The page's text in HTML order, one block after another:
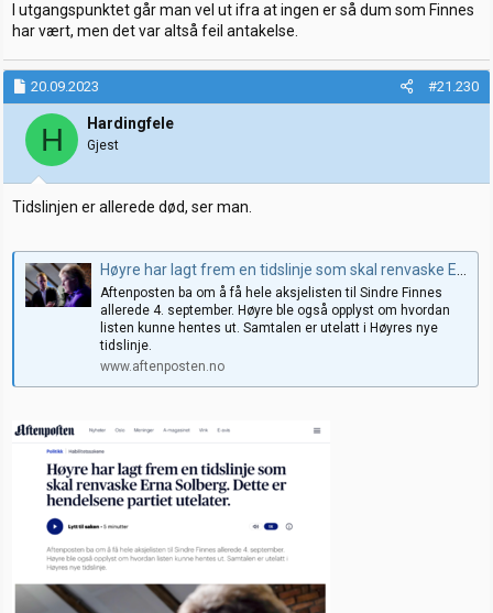
I utgangspunktet går man vel ut ifra at ingen er så dum som Finnes
har vært, men det var altså feil antakelse.
20.09.2023 #21.230
H Hardingfele
Gjest
Tidslinjen er allerede død, ser man.
Høyre har lagt frem en tidslinje som skal renvaske Erna Solberg. Dette er hendelsene partiet utelater.
Aftenposten ba om å få hele aksjelisten til Sindre Finnes
allerede 4. september. Høyre ble også opplyst om hvordan
listen kunne hentes ut. Samtalen er utelatt i Høyres nye
tidslinje.
www.aftenposten.no